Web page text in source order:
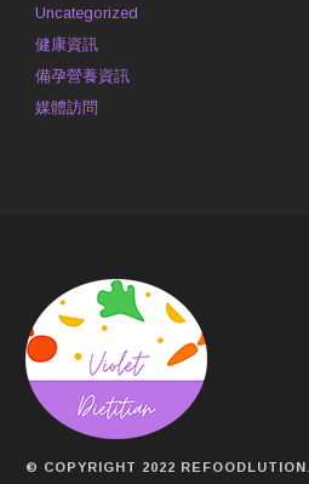
Uncategorized
健康資訊
備孕營養資訊
媒體訪問
© COPYRIGHT 2022